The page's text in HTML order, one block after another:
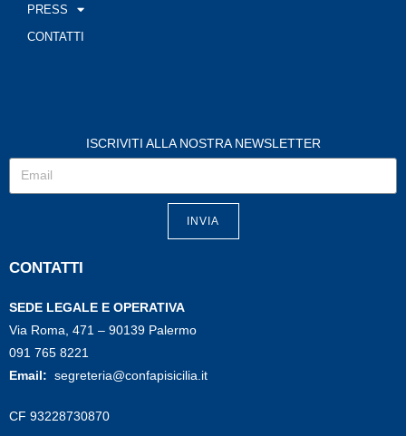
PRESS
CONTATTI
ISCRIVITI ALLA NOSTRA NEWSLETTER
INVIA
CONTATTI
SEDE LEGALE E OPERATIVA
Via Roma, 471 – 90139 Palermo
091 765 8221
Email: segreteria@confapisicilia.it
CF 93228730870